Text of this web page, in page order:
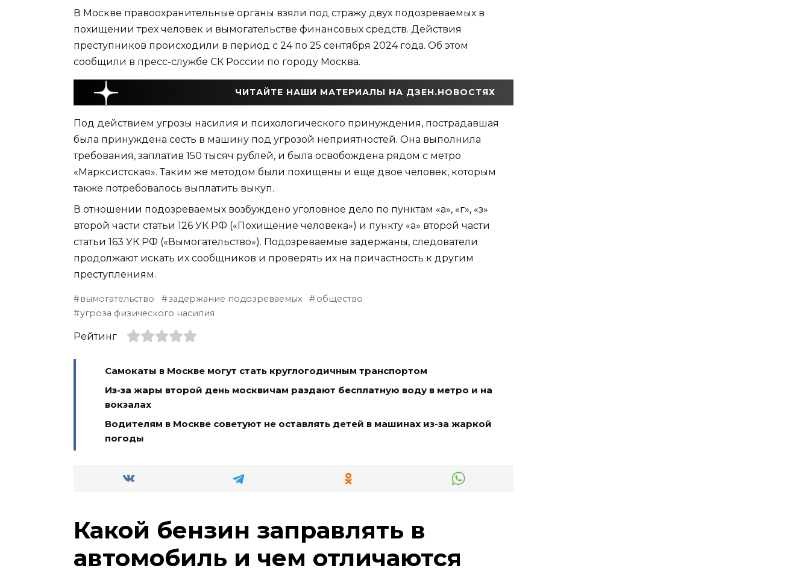
В Москве правоохранительные органы взяли под стражу двух подозреваемых в
похищении трех человек и вымогательстве финансовых средств. Действия
преступников происходили в период с 24 по 25 сентября 2024 года. Об этом
сообщили в пресс-службе СК России по городу Москва.
ЧИТАЙТЕ НАШИ МАТЕРИАЛЫ НА ДЗЕН.НОВОСТЯХ
Под действием угрозы насилия и психологического принуждения, пострадавшая
была принуждена сесть в машину под угрозой неприятностей. Она выполнила
требования, заплатив 150 тысяч рублей, и была освобождена рядом с метро
«Марксистская». Таким же методом были похищены и еще двое человек, которым
также потребовалось выплатить выкуп.
В отношении подозреваемых возбуждено уголовное дело по пунктам «а», «г», «з»
второй части статьи 126 УК РФ («Похищение человека») и пункту «а» второй части
статьи 163 УК РФ («Вымогательство»). Подозреваемые задержаны, следователи
продолжают искать их сообщников и проверять их на причастность к другим
преступлениям.
вымогательство задержание подозреваемых
общество
угроза физического насилия
Рейтинг
Самокаты в Москве могут стать круглогодичным транспортом
Из-за жары второй день москвичам раздают бесплатную воду в метро и на
вокзалах
Водителям в Москве советуют не оставлять детей в машинах из-за жаркой
погоды
Какой бензин заправлять в
автомобиль и чем отличаются